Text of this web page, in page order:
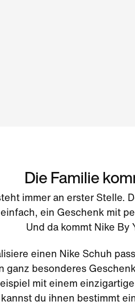
Die Familie
immer an erster Stelle.
ein Geschenk mit
Und da kommt Nike By
einen Nike Schuh
ganz besonderes
mit einem
kannst du ihnen bestimmt